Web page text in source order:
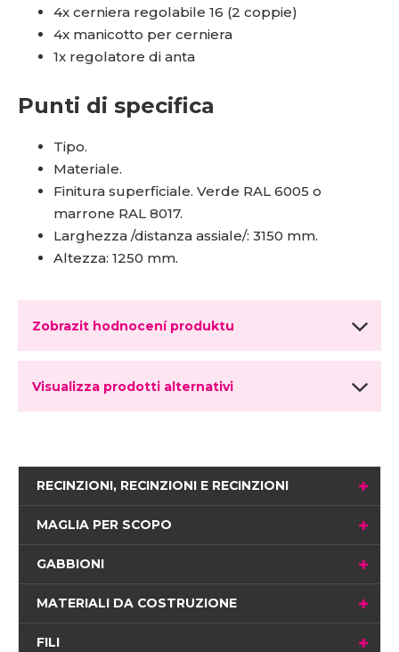
4x cerniera regolabile 16 (2 coppie)
4x manicotto per cerniera
1x regolatore di anta
Punti di specifica
Tipo.
Materiale.
Finitura superficiale. Verde RAL 6005 o
marrone RAL 8017.
Larghezza /distanza assiale/: 3150 mm.
Altezza: 1250 mm.
Zobrazit hodnocení produktu
Visualizza prodotti alternativi
RECINZIONI, RECINZIONI E RECINZIONI
MAGLIA PER SCOPO
GABBIONI
MATERIALI DA COSTRUZIONE
FILI